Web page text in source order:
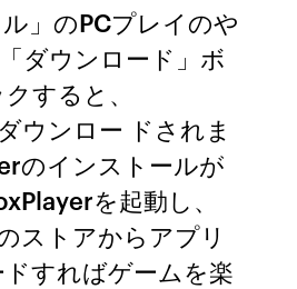
ル」のPCプレイのや
ダウンロード」ボ
すると、
ウンロー ドされま
のインストールが
を起動し、
ストアからアプリ
すればゲームを楽